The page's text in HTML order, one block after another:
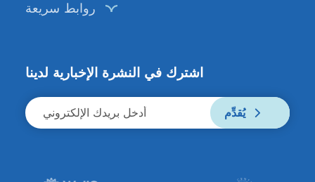
روابط سريعة
اشترك في النشرة الإخبارية لدينا
يُقدِّم